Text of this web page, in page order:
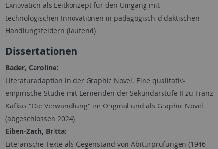
Exnovation als Leitkonzept für den Umgang mit
technologischen Innovationen in pädagogisch-didaktischen
Handlungsfeldern (laufend)
Dissertationen
Bader, Caroline:
Literaturadaption in der Graphic Novel. Eine qualitativ-
empirische Studie mit Lernenden der Sekundarstufe II zu Franz
Kafkas "Die Verwandlung" im Original und als Graphic Novel
(abgeschlossen 2024)
Eiben-Zach, Britta:
Literarische Texte als Gegenstand von Abiturprüfungen (1946-